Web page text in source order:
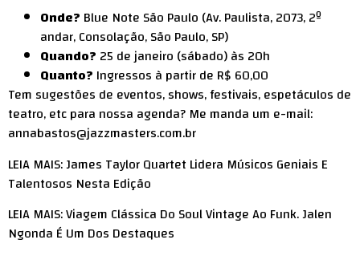
Onde? Blue Note São Paulo (Av. Paulista, 2073, 2º
andar, Consolação, São Paulo, SP)
Quando? 25 de janeiro (sábado) às 20h
Quanto? Ingressos à partir de R$ 60,00
Tem sugestões de eventos, shows, festivais, espetáculos de
teatro, etc para nossa agenda? Me manda um e-mail:
annabastos@jazzmasters.com.br
LEIA MAIS: James Taylor Quartet Lidera Músicos Geniais E
Talentosos Nesta Edição
LEIA MAIS: Viagem Clássica Do Soul Vintage Ao Funk. Jalen
Ngonda É Um Dos Destaques